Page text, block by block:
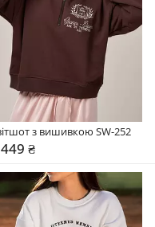
з вишивкою SW-252
₴